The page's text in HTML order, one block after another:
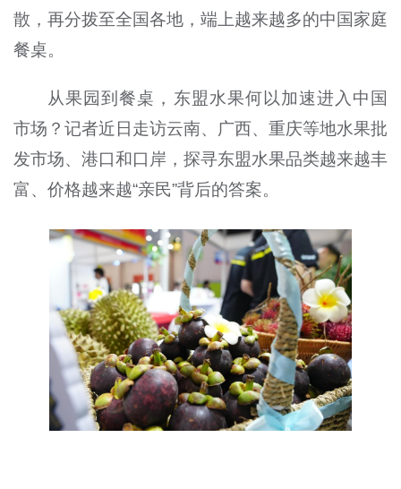
散，再分拨至全国各地，端上越来越多的中国家庭
餐桌。
从果园到餐桌，东盟水果何以加速进入中国
市场？记者近日走访云南、广西、重庆等地水果批
发市场、港口和口岸，探寻东盟水果品类越来越丰
富、价格越来越“亲民”背后的答案。